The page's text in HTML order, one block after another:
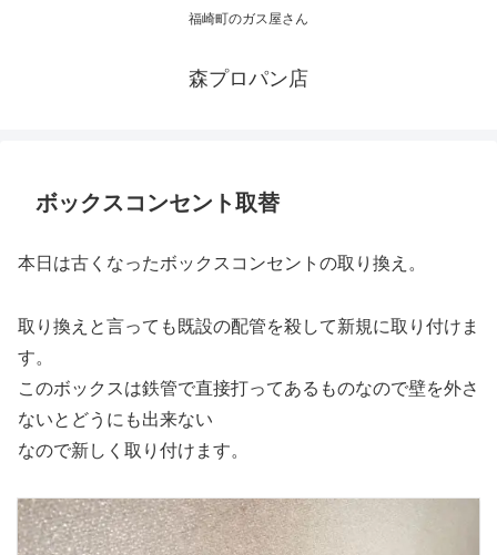
福崎町のガス屋さん
森プロパン店
ボックスコンセント取替
本日は古くなったボックスコンセントの取り換え。
取り換えと言っても既設の配管を殺して新規に取り付けま
す。
このボックスは鉄管で直接打ってあるものなので壁を外さ
ないとどうにも出来ない
なので新しく取り付けます。